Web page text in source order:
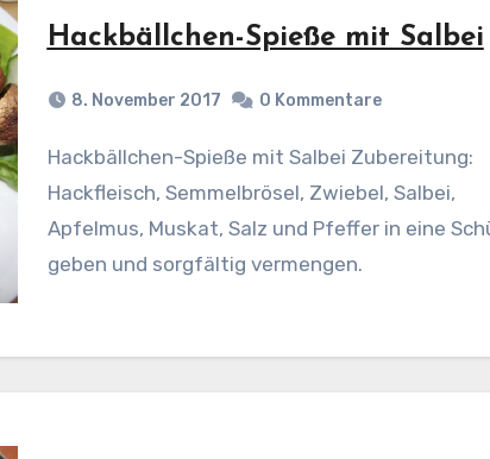
Hackbällchen-Spieße mit Salbei
8. November 2017 0 Kommentare
Hackbällchen-Spieße mit Salbei Zubereitung:
Hackfleisch, Semmelbrösel, Zwiebel, Salbei,
Apfelmus, Muskat, Salz und Pfeffer in eine
geben und sorgfältig vermengen.